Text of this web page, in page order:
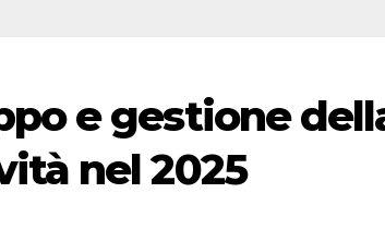
e gestione
nel 2025